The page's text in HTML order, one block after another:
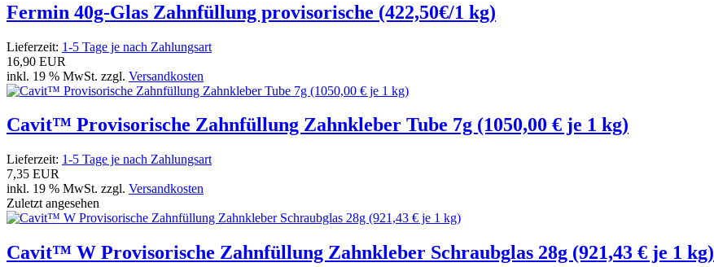
Fermin 40g-Glas Zahnfüllung provisorische (422,50€/1 kg)
Lieferzeit: 1-5 Tage je nach Zahlungsart
16,90 EUR
inkl. 19 % MwSt. zzgl. Versandkosten
Cavit™ Provisorische Zahnfüllung Zahnkleber Tube 7g (1050,00 € je 1 kg)
Lieferzeit: 1-5 Tage je nach Zahlungsart
7,35 EUR
inkl. 19 % MwSt. zzgl. Versandkosten
Zuletzt angesehen
Cavit™ W Provisorische Zahnfüllung Zahnkleber Schraubglas 28g (921,43 € je 1 kg)